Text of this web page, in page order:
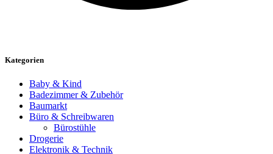
Kategorien
Baby & Kind
Badezimmer & Zubehör
Baumarkt
Büro & Schreibwaren
Bürostühle
Drogerie
Elektronik & Technik